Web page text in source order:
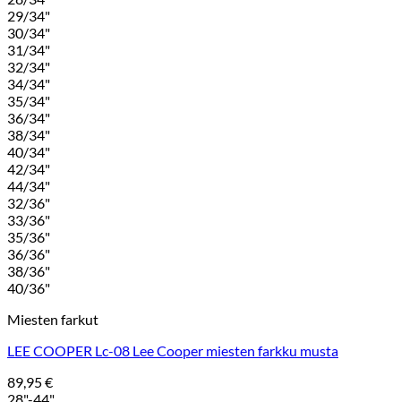
29/34"
30/34"
31/34"
32/34"
34/34"
35/34"
36/34"
38/34"
40/34"
42/34"
44/34"
32/36"
33/36"
35/36"
36/36"
38/36"
40/36"
Miesten farkut
LEE COOPER Lc-08 Lee Cooper miesten farkku musta
89,95€